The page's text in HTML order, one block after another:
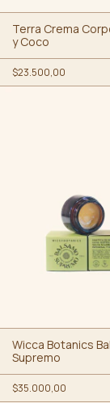
Terra Crema
y Coco
$23.500,00
Wicca Botanics
Supremo
$35.000,00